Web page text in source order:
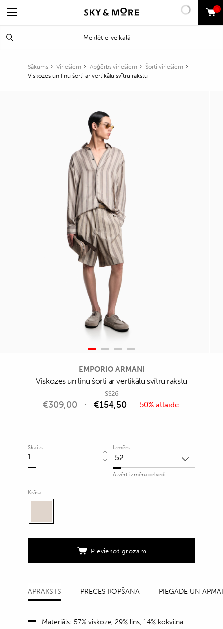
0
Sākums Vīriešiem Apģērbs vīriešiem
Šorti vīriešiem
Viskozes un linu šorti ar vertikālu svītru rakstu
EMPORIO ARMANI
Viskozes un linu šorti ar vertikālu svītru rakstu
SS26
€309,00 €154,50 -50% atlaide
Skaits:
Viskozes
un
šorti
Izmērs
Atvērt izmēru ceļvedi
Krāsa
Pievienot grozam
APRAKSTS PRECES KOPŠANA PIEGĀDE UN
Materiāls: 57% viskoze, 29% lins, 14% kokvilna